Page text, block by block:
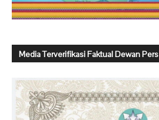
Media Terverifikasi Faktual Dewan Pers